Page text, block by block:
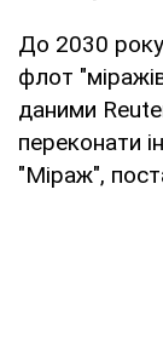
До 2030 року
флот
даними
переконати
"Міраж",